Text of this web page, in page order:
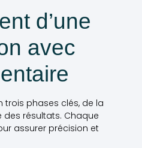
d’une
avec
trois phases clés, de la
des résultats. Chaque
assurer précision et